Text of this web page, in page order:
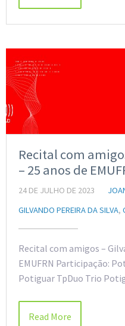
Recital com
– 25 anos de
24 DE JULHO DE 2023
GILVANDO PEREIRA DA SILVA,
Recital com amigos –
EMUFRN Participação:
Potiguar TpDuo Trio
Read More